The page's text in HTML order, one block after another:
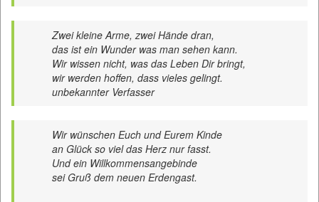
Zwei kleine Arme, zwei Hände dran,
das ist ein Wunder was man sehen kann.
Wir wissen nicht, was das Leben Dir bringt,
wir werden hoffen, dass vieles gelingt.
unbekannter Verfasser
Wir wünschen Euch und Eurem Kinde
an Glück so viel das Herz nur fasst.
Und ein Willkommensangebinde
sei Gruß dem neuen Erdengast.